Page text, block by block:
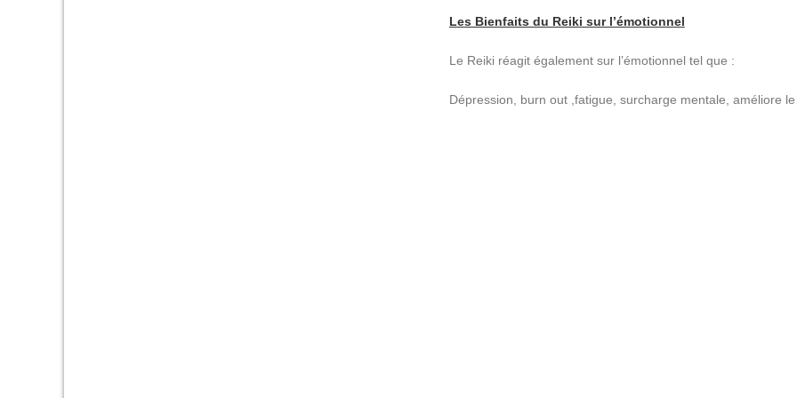
Les Bienfaits du Reiki sur l’émotionnel
Le Reiki réagit également sur l’émotionnel tel que :
Dépression, burn out ,fatigue, surcharge mentale, améliore